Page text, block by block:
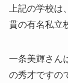
上記の学校は
貫の有名私立
一条美輝さん
の秀才ですの